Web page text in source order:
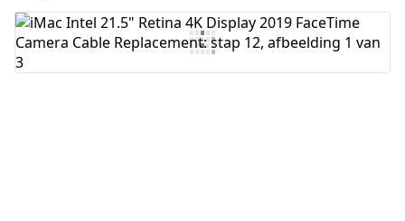
Voeg opmerking toe